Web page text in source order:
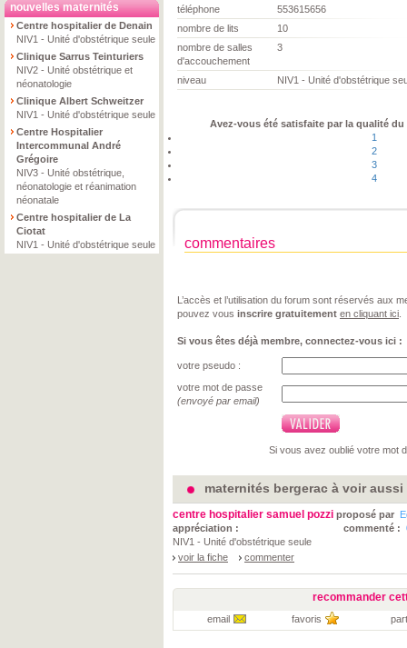
nouvelles maternités
Centre hospitalier de Denain
NIV1 - Unité d'obstétrique seule
Clinique Sarrus Teinturiers
NIV2 - Unité obstétrique et
néonatologie
Clinique Albert Schweitzer
NIV1 - Unité d'obstétrique seule
Centre Hospitalier
Intercommunal André
Grégoire
NIV3 - Unité obstétrique,
néonatologie et réanimation
néonatale
Centre hospitalier de La
Ciotat
NIV1 - Unité d'obstétrique seule
téléphone
553615656
nombre de lits
10
nombre de salles
d'accouchement
3
niveau NIV1 - Unité d'obstétrique
Avez-vous été satisfaite par la qualité
1
2
3
4
commentaires
L’accès et l’utilisation du forum sont réservés aux
pouvez vous inscrire gratuitement en cliquant ici
Si vous êtes déjà membre, connectez-vous ici :
votre pseudo :
votre mot de passe
(envoyé par email)
Si vous avez oublié votre mot
maternités bergerac à voir aussi
centre hospitalier samuel pozzi proposé par
appréciation :
commenté :
NIV1 - Unité d'obstétrique seule
voir la fiche
commenter
recommander
email favoris